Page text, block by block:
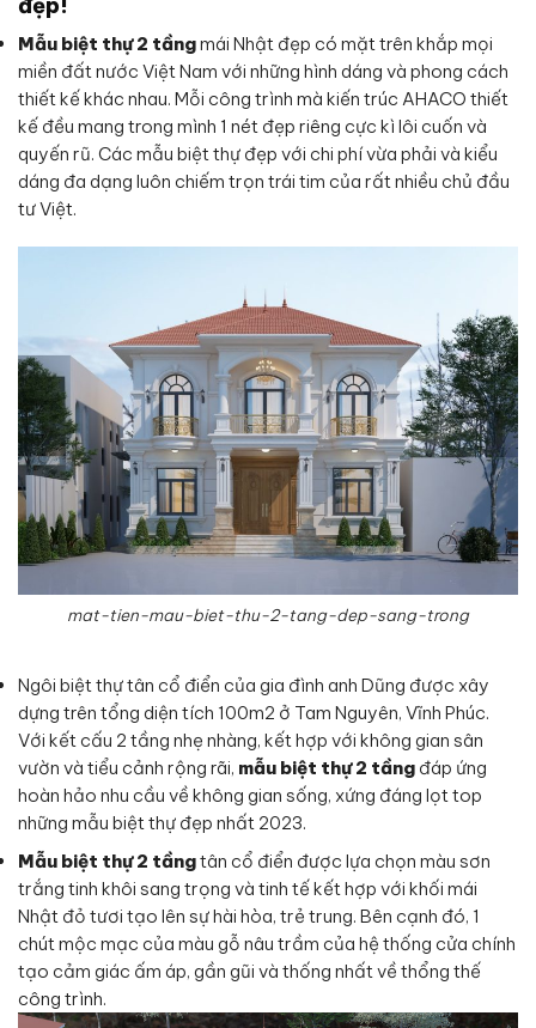
đẹp!
Mẫu biệt thự 2 tầngmái Nhật đẹp có mặt trên khắp mọi
miền đất nước Việt Nam với những hình dáng và phong cách
thiết kế khác nhau. Mỗi công trình mà kiến trúc AHACO thiết
kế đều mang trong mình 1 nét đẹp riêng cực kì lôi cuốn và
quyến rũ. Các mẫu biệt thự đẹp với chi phí vừa phải và kiểu
dáng đa dạng luôn chiếm trọn trái tim của rất nhiều chủ đầu
tư Việt.
mat-tien-mau-biet-thu-2-tang-dep-sang-trong
Ngôi biệt thự tân cổ điển của gia đình anh Dũng được xây
dựng trên tổng diện tích 100m2 ở Tam Nguyên, Vĩnh Phúc.
Với kết cấu 2 tầng nhẹ nhàng, kết hợp với không gian sân
vườn và tiểu cảnh rộng rãi, mẫu biệt thự 2 tầng đáp ứng
hoàn hảo nhu cầu về không gian sống, xứng đáng lọt top
những mẫu biệt thự đẹp nhất 2023.
Mẫu biệt thự 2 tầngtân cổ điển được lựa chọn màu sơn
trắng tinh khôi sang trọng và tinh tế kết hợp với khối mái
Nhật đỏ tươi tạo lên sự hài hòa, trẻ trung. Bên cạnh đó, 1
chút mộc mạc của màu gỗ nâu trầm của hệ thống cửa chính
tạo cảm giác ấm áp, gần gũi và thống nhất về thổng thế
công trình.